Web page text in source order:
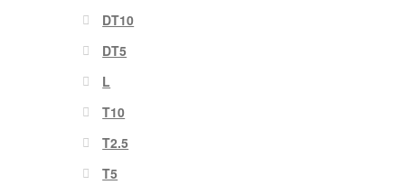
DT10
DT5
L
T10
T2.5
T5